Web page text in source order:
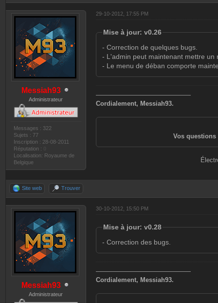
Messiah93
Administrateur
Messages : 322
Sujets : 77
Inscription : 28-08-2011
Réputation :
Localisation: Royaume de
Belgique
29-10-2012, 17:55 PM
Mise à jour: v0.26
- Correction de quelques bugs.
- L'admin peut maintenant mettre un
- Le menu de déban comporte
———————————————
Cordialement, Messiah93.
Vos questions
Site web Trouver
Messiah93
Administrateur
30-10-2012, 15:50 PM
Mise à jour: v0.28
- Correction des bugs.
———————————————
Cordialement, Messiah93.